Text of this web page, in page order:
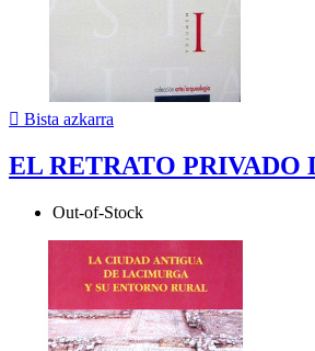
 Bista azkarra
EL RETRATO PRIVADO
Out-of-Stock